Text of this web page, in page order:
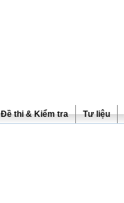
Đề thi & Kiểm tra Tư liệu